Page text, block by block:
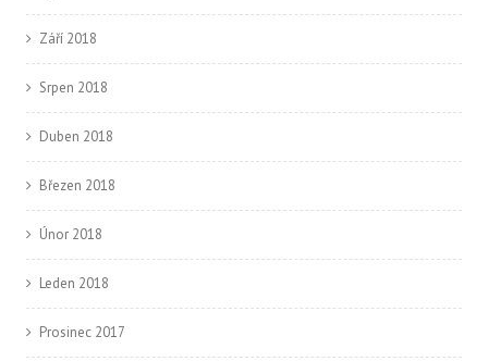
Září 2018
Srpen 2018
Duben 2018
Březen 2018
Únor 2018
Leden 2018
Prosinec 2017